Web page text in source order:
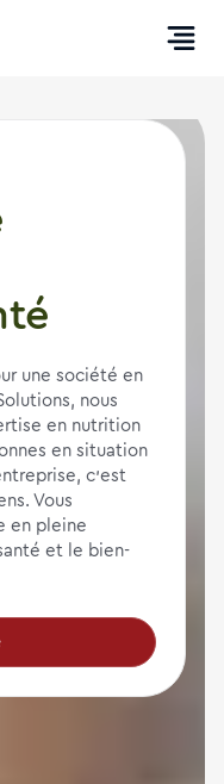
une société en
nous
en nutrition
en situation
c'est
Vous
en pleine
et le bien-